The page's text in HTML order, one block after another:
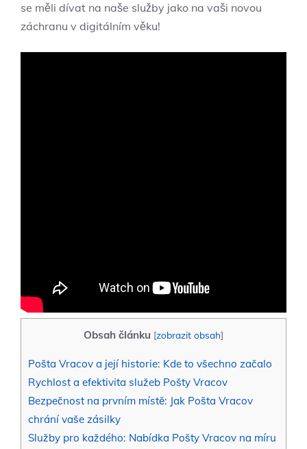
se měli dívat na naše služby jako na vaši novou
záchranu v digitálním věku!
Obsah článku [zobrazit obsah]
Pošta Vracov a její historie: Kde to všechno začalo
Rychlost a efektivita služeb Pošty Vracov
Bezpečnost na prvním místě: Jak Pošta Vracov
chrání vaše zásilky
Služby pro každého: Nabídka Pošty Vracov na míru